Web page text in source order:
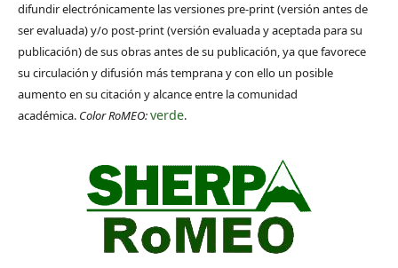
difundir electrónicamente las versiones pre-print (versión antes de
ser evaluada) y/o post-print (versión evaluada y aceptada para su
publicación) de sus obras antes de su publicación, ya que favorece
su circulación y difusión más temprana y con ello un posible
aumento en su citación y alcance entre la comunidad
académica. Color RoMEO:verde.